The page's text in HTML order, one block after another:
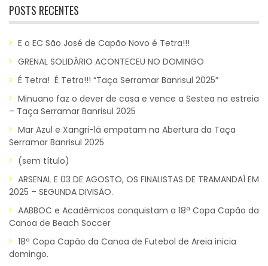
POSTS RECENTES
E o EC São José de Capão Novo é Tetra!!!
GRENAL SOLIDÁRIO ACONTECEU NO DOMINGO
É Tetra! É Tetra!!! “Taça Serramar Banrisul 2025”
Minuano faz o dever de casa e vence a Sestea na estreia
– Taça Serramar Banrisul 2025
Mar Azul e Xangri-lá empatam na Abertura da Taça
Serramar Banrisul 2025
(sem título)
ARSENAL E 03 DE AGOSTO, OS FINALISTAS DE TRAMANDAÍ EM
2025 – SEGUNDA DIVISÃO.
AABBOC e Acadêmicos conquistam a 18ª Copa Capão da
Canoa de Beach Soccer
18ª Copa Capão da Canoa de Futebol de Areia inicia
domingo.